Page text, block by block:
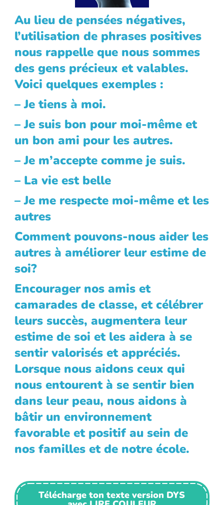
Au lieu de pensées négatives,
l’utilisation de phrases positives
nous rappelle que nous sommes
des gens précieux et valables.
Voici quelques exemples :
Empty
heading
– Je tiens à moi.
– Je suis bon pour moi-même et
un bon ami pour les autres.
– Je m’accepte comme je suis.
– La vie est belle
– Je me respecte moi-même et les
autres
Empty
heading
Comment pouvons-nous aider les
autres à améliorer leur estime de
soi?
Encourager nos amis et
camarades de classe, et célébrer
leurs succès, augmentera leur
estime de soi et les aidera à se
sentir valorisés et appréciés.
Lorsque nous aidons ceux qui
nous entourent à se sentir bien
dans leur peau, nous aidons à
bâtir un environnement
favorable et positif au sein de
nos familles et de notre école.
Télécharge ton texte version DYS